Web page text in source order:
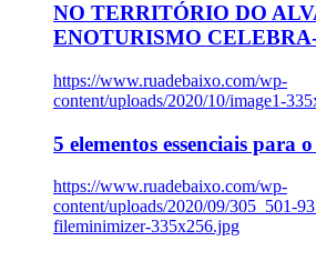
NO TERRITÓRIO DO
ENOTURISMO
https://www.ruadebaixo.com/wp-
content/uploads/2020/10/image1-
5 elementos essenciais para
https://www.ruadebaixo.com/wp-
content/uploads/2020/09/305_501-
fileminimizer-335x256.jpg